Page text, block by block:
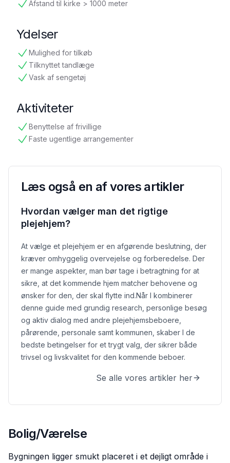
Afstand til kirke > 1000 meter
tilgængelig
Ydelser
Mulighed for tilkøb
tilgængelig
Tilknyttet tandlæge
tilgængelig
Vask af sengetøj
tilgængelig
Aktiviteter
Benyttelse af frivillige
tilgængelig
Faste ugentlige arrangementer
tilgængelig
Læs også en af vores artikler
Hvordan vælger man det rigtige
plejehjem?
At vælge et plejehjem er en afgørende beslutning, der
kræver omhyggelig overvejelse og forberedelse. Der
er mange aspekter, man bør tage i betragtning for at
sikre, at det kommende hjem matcher behovene og
ønsker for den, der skal flytte ind.Når I kombinerer
denne guide med grundig research, personlige besøg
og aktiv dialog med andre plejehjemsbeboere,
pårørende, personale samt kommunen, skaber I de
bedste betingelser for et trygt valg, der sikrer både
trivsel og livskvalitet for den kommende beboer.
Se alle vores artikler her
Bolig/Værelse
Bygningen ligger smukt placeret i et dejligt område i